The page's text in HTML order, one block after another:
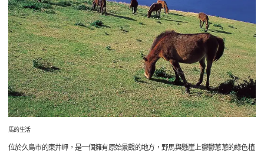
馬的生活
位於久島市的東井岬，是一個擁有原始景觀的地方，野馬與懸崖上鬱鬱蔥蔥的綠色植